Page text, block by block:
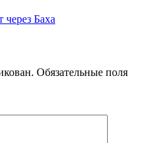
Баха
Обязательные поля